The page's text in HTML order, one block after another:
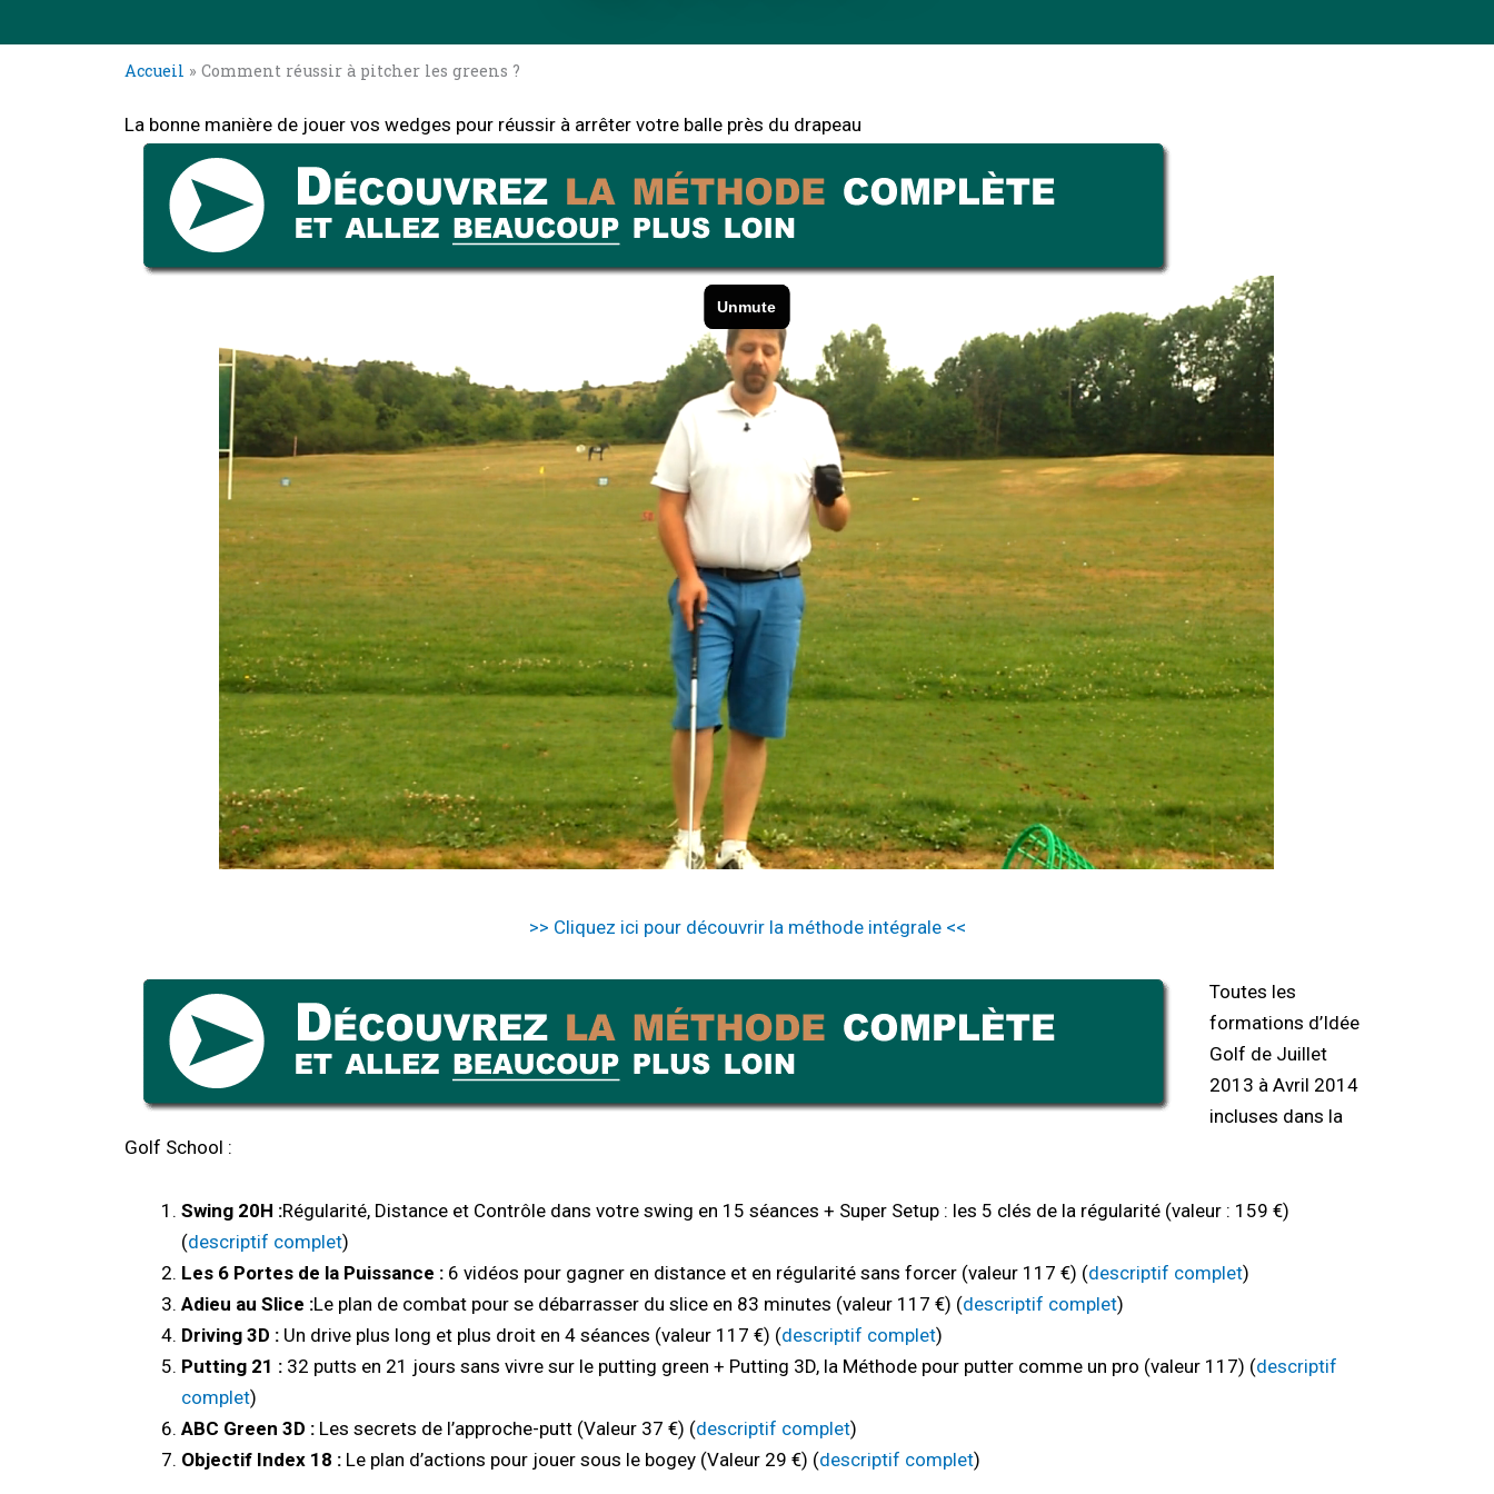
Accueil » Comment réussir à pitcher les greens ?
La bonne manière de jouer vos wedges pour réussir à arrêter votre balle près du drapeau
>> Cliquez ici pour découvrir la méthode intégrale <<
Toutes les
formations d’Idée
Golf de Juillet
2013 à Avril 2014
incluses dans la
Golf School :
Swing 20H :Régularité, Distance et Contrôle dans votre swing en 15 séances + Super Setup : les 5 clés de la régularité (valeur : 159 €)
(descriptif complet)
Les 6 Portes de la Puissance : 6 vidéos pour gagner en distance et en régularité sans forcer (valeur 117 €) (descriptif complet)
Adieu au Slice :Le plan de combat pour se débarrasser du slice en 83 minutes (valeur 117 €) (descriptif complet)
Driving 3D : Un drive plus long et plus droit en 4 séances (valeur 117 €) (descriptif complet)
Putting 21 : 32 putts en 21 jours sans vivre sur le putting green + Putting 3D, la Méthode pour putter comme un pro (valeur 117) (descriptif
complet)
ABC Green 3D : Les secrets de l’approche-putt (Valeur 37 €) (descriptif complet)
Objectif Index 18 : Le plan d’actions pour jouer sous le bogey (Valeur 29 €) (descriptif complet)